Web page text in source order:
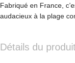
Fabriqué en France,
audacieux à la plage
Détails du